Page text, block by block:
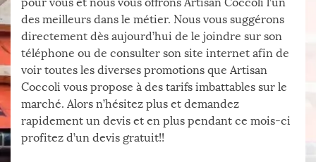
des meilleurs dans le métier. Nous vous suggérons
directement dès aujourd’hui de le joindre sur son
téléphone ou de consulter son site internet afin de
voir toutes les diverses promotions que Artisan
Coccoli vous propose à des tarifs imbattables sur le
marché. Alors n’hésitez plus et demandez
rapidement un devis et en plus pendant ce mois-ci
profitez d’un devis gratuit!!